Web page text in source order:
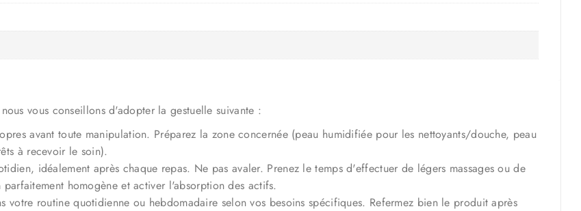
vous conseillons d'adopter la gestuelle suivante :
avant toute manipulation. Préparez la zone concernée (peau humidifiée pour les nettoyants/douche, peau
à recevoir le soin).
idéalement après chaque repas. Ne pas avaler. Prenez le temps d'effectuer de légers massages ou de
homogène et activer l'absorption des actifs.
votre routine quotidienne ou hebdomadaire selon vos besoins spécifiques. Refermez bien le produit après